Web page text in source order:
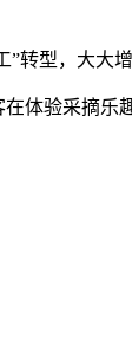
型，大大增
体验采摘乐